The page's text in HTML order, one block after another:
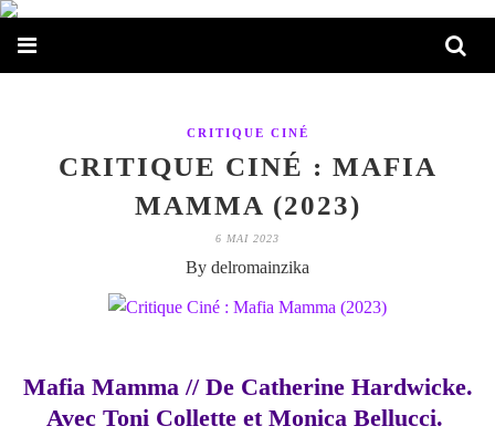
CRITIQUE CINÉ
CRITIQUE CINÉ : MAFIA
MAMMA (2023)
6 MAI 2023
By delromainzika
Mafia Mamma // De Catherine Hardwicke.
Avec Toni Collette et Monica Bellucci.